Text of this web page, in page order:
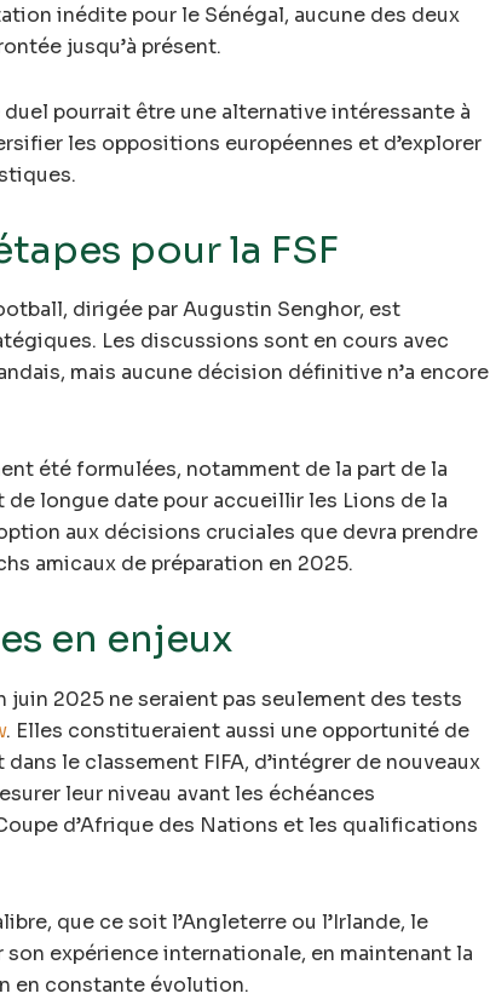
inédite pour le Sénégal, aucune des deux
jusqu’à présent.
duel pourrait être une alternative intéressante à
les oppositions européennes et d’explorer
pour la FSF
dirigée par Augustin Senghor, est
Les discussions sont en cours avec
mais aucune décision définitive n’a encore
été formulées, notamment de la part de la
longue date pour accueillir les Lions de la
aux décisions cruciales que devra prendre
amicaux de préparation en 2025.
en enjeux
2025 ne seraient pas seulement des tests
. Elles constitueraient aussi une opportunité de
le classement FIFA, d’intégrer de nouveaux
leur niveau avant les échéances
d’Afrique des Nations et les qualifications
que ce soit l’Angleterre ou l’Irlande, le
expérience internationale, en maintenant la
en constante évolution.